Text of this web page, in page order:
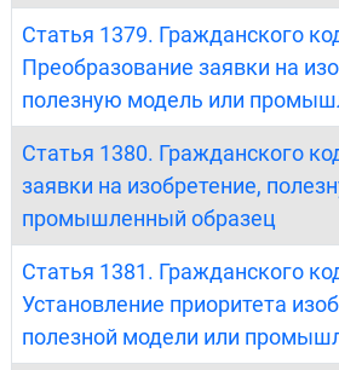
Статья 1379. Гражданского
Преобразование заявки на
полезную модель или
Статья 1380. Гражданского
заявки на изобретение,
промышленный образец
Статья 1381. Гражданского
Установление приоритета
полезной модели или